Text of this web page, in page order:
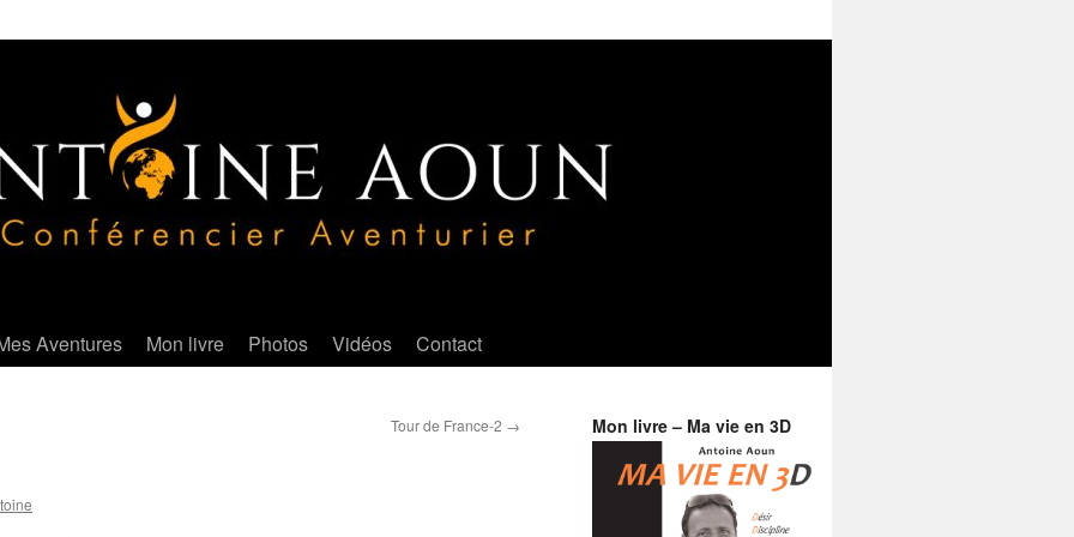
Aventures Mon livre Photos Vidéos Contact
Tour de France-2 → Mon livre – Ma vie en 3D